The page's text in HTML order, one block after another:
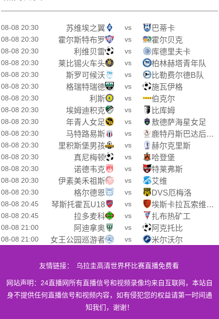
08-08 20:30 苏维埃之翼 vs 巴蒂卡
08-08 20:30 霍尔斯特布罗 vs 霍尔贝克
08-08 20:30 利维贝雷 vs 库德里夫卡
08-08 20:30 莱比锡火车头 vs 柏林赫塔青年队
08-08 20:30 斯罗可候沃 vs 比勒费尔德B队
08-08 20:30 格瑞特瑞德 vs 施瓦伊格
08-08 20:30 利斯 vs 伯克尔
08-08 20:30 埃姆迪积克 vs 比库姆
08-08 20:30 年青人女足 vs 敖德萨海星女足
08-08 20:30 马特路易斯 vs 鹿特丹斯巴达后备队
08-08 20:30 里积斯堡男孩 vs 赫尔克里斯
08-08 20:30 真尼梅顿 vs 哈登堡
08-08 20:30 诺德韦克 vs 特莱弗斯
08-08 20:30 伊素美禾祖斯 vs 艾维
08-08 20:30 格尔德恩 vs DVS厄梅洛
08-08 20:45 琴斯托霍瓦U18 vs 埃斯卡拉瓦索维亚青年队
08-08 20:45 拉多麦科 vs 扎布热矿工
08-08 21:00 阿迪拿奥 vs 阿克托比
08-08 21:00 女王公园巡游者 vs 米尔沃尔
友情链接： 乌拉圭高清世界杯比赛直播免费看
网站声明：24直播网所有直播信号和视频录像均来自互联网，本站自
身不提供任何直播信号和视频内容，如有侵犯您的权益请第一时间通
知我们，谢谢！